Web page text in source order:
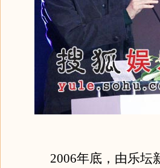
2006年底，由乐坛